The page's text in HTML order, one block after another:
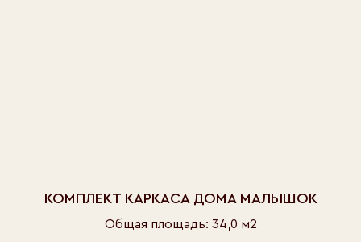
КОМПЛЕКТ КАРКАСА ДОМА МАЛЫШОК
Общая площадь: 34,0 м2